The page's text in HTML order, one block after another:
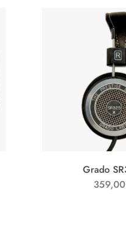
Grado
359,00